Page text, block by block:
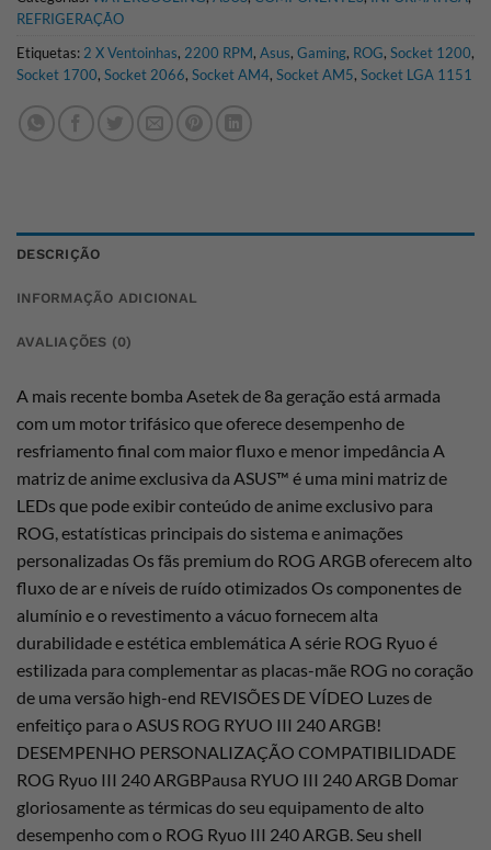
REFRIGERAÇÃO
Etiquetas: 2 X Ventoinhas, 2200 RPM, Asus, Gaming, ROG, Socket 1200,
Socket 1700, Socket 2066, Socket AM4, Socket AM5, Socket LGA 1151
DESCRIÇÃO
INFORMAÇÃO ADICIONAL
AVALIAÇÕES (0)
A mais recente bomba Asetek de 8a geração está armada
com um motor trifásico que oferece desempenho de
resfriamento final com maior fluxo e menor impedância A
matriz de anime exclusiva da ASUS™ é uma mini matriz de
LEDs que pode exibir conteúdo de anime exclusivo para
ROG, estatísticas principais do sistema e animações
personalizadas Os fãs premium do ROG ARGB oferecem alto
fluxo de ar e níveis de ruído otimizados Os componentes de
alumínio e o revestimento a vácuo fornecem alta
durabilidade e estética emblemática A série ROG Ryuo é
estilizada para complementar as placas-mãe ROG no coração
de uma versão high-end REVISÕES DE VÍDEO Luzes de
enfeitiço para o ASUS ROG RYUO III 240 ARGB!
DESEMPENHO PERSONALIZAÇÃO COMPATIBILIDADE
ROG Ryuo III 240 ARGBPausa RYUO III 240 ARGB Domar
gloriosamente as térmicas do seu equipamento de alto
desempenho com o ROG Ryuo III 240 ARGB. Seu shell